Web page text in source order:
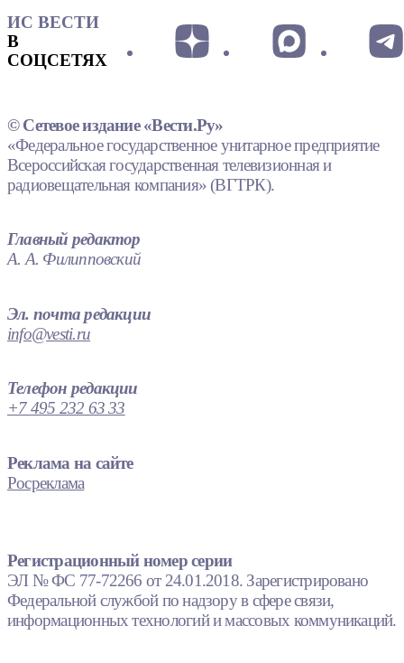
ИС ВЕСТИ
В
СОЦСЕТЯХ
© Сетевое издание «Вести.Ру»
«Федеральное государственное унитарное предприятие
Всероссийская государственная телевизионная и
радиовещательная компания» (ВГТРК).
Главный редактор
А. А. Филипповский
Эл. почта редакции
info@vesti.ru
Телефон редакции
+7 495 232 63 33
Реклама на сайте
Росреклама
Регистрационный номер серии
ЭЛ № ФС 77-72266 от 24.01.2018. Зарегистрировано
Федеральной службой по надзору в сфере связи,
информационных технологий и массовых коммуникаций.